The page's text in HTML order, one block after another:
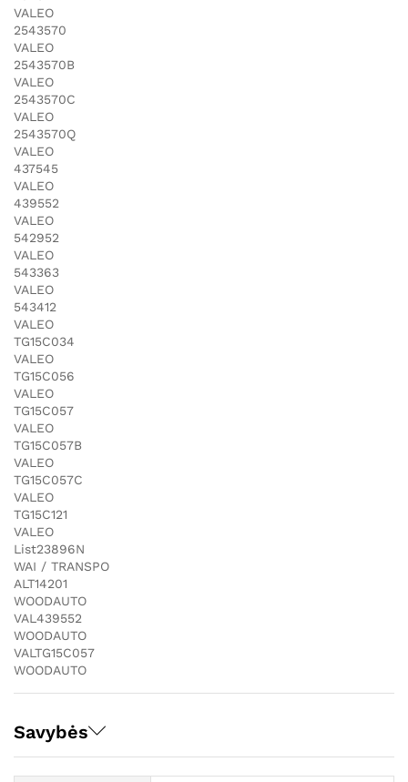
VALEO
2543570
VALEO
2543570B
VALEO
2543570C
VALEO
2543570Q
VALEO
437545
VALEO
439552
VALEO
542952
VALEO
543363
VALEO
543412
VALEO
TG15C034
VALEO
TG15C056
VALEO
TG15C057
VALEO
TG15C057B
VALEO
TG15C057C
VALEO
TG15C121
VALEO
List23896N
WAI / TRANSPO
ALT14201
WOODAUTO
VAL439552
WOODAUTO
VALTG15C057
WOODAUTO
Savybės